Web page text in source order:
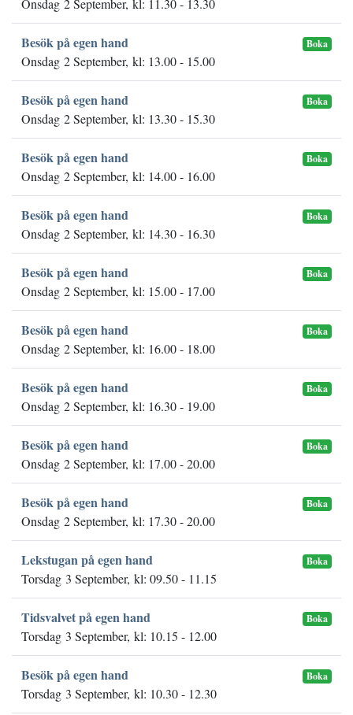
Onsdag 2 September, kl: 11.30 - 13.30
Besök på egen hand Boka
Onsdag 2 September, kl: 13.00 - 15.00
Besök på egen hand Boka
Onsdag 2 September, kl: 13.30 - 15.30
Besök på egen hand Boka
Onsdag 2 September, kl: 14.00 - 16.00
Besök på egen hand Boka
Onsdag 2 September, kl: 14.30 - 16.30
Besök på egen hand Boka
Onsdag 2 September, kl: 15.00 - 17.00
Besök på egen hand Boka
Onsdag 2 September, kl: 16.00 - 18.00
Besök på egen hand Boka
Onsdag 2 September, kl: 16.30 - 19.00
Besök på egen hand Boka
Onsdag 2 September, kl: 17.00 - 20.00
Besök på egen hand Boka
Onsdag 2 September, kl: 17.30 - 20.00
Lekstugan på egen hand Boka
Torsdag 3 September, kl: 09.50 - 11.15
Tidsvalvet på egen hand Boka
Torsdag 3 September, kl: 10.15 - 12.00
Besök på egen hand Boka
Torsdag 3 September, kl: 10.30 - 12.30